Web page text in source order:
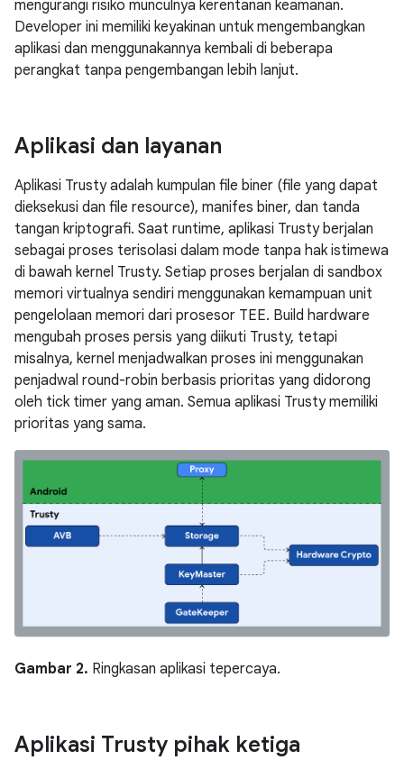
mengurangi risiko munculnya kerentanan keamanan.
Developer ini memiliki keyakinan untuk mengembangkan
aplikasi dan menggunakannya kembali di beberapa
perangkat tanpa pengembangan lebih lanjut.
Aplikasi dan layanan
Aplikasi Trusty adalah kumpulan file biner (file yang dapat
dieksekusi dan file resource), manifes biner, dan tanda
tangan kriptografi. Saat runtime, aplikasi Trusty berjalan
sebagai proses terisolasi dalam mode tanpa hak istimewa
di bawah kernel Trusty. Setiap proses berjalan di sandbox
memori virtualnya sendiri menggunakan kemampuan unit
pengelolaan memori dari prosesor TEE. Build hardware
mengubah proses persis yang diikuti Trusty, tetapi
misalnya, kernel menjadwalkan proses ini menggunakan
penjadwal round-robin berbasis prioritas yang didorong
oleh tick timer yang aman. Semua aplikasi Trusty memiliki
prioritas yang sama.
Gambar 2. Ringkasan aplikasi tepercaya.
Aplikasi Trusty pihak ketiga